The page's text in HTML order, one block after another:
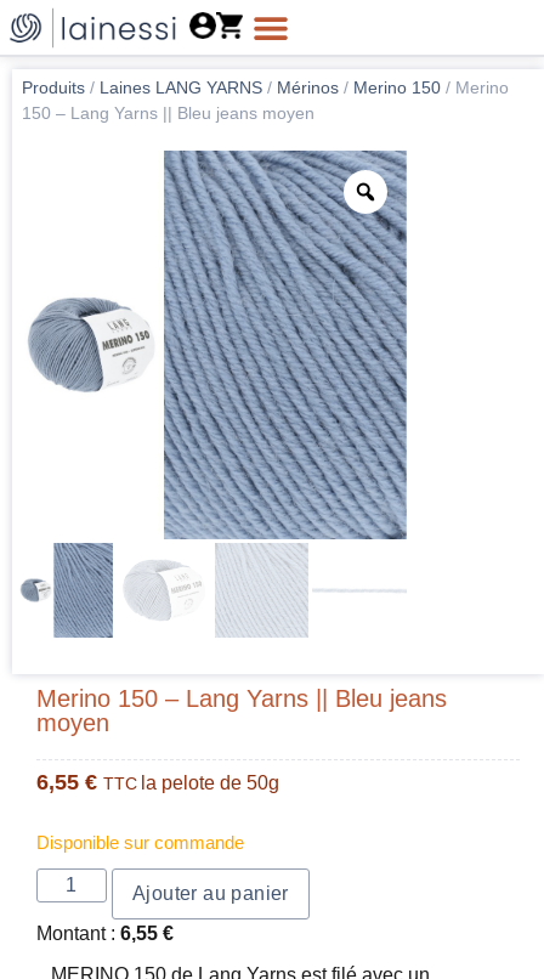
Produits / Laines LANG YARNS / Mérinos / Merino 150 / Merino
150 – Lang Yarns || Bleu jeans moyen
Merino 150 – Lang Yarns || Bleu jeans
moyen
6,55 € TTC la pelote de 50g
Disponible sur commande
Ajouter au panier
Montant : 6,55 €
MERINO 150 de Lang Yarns est filé avec un